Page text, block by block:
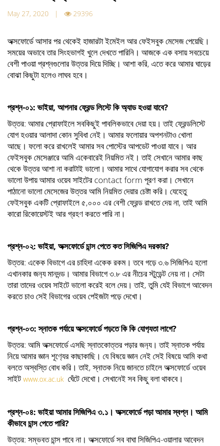
May 27, 2020 | 29396
অক্সফোর্ডে আসার পর থেকেই হাজারটা ইমেইল আর ফেইসবুক মেসেজ পেয়েছি।
সময়ের অভাবে তার সিংহভাগই খুলে দেখতে পারিনি। আজকে এক বসায় সবচেয়ে
বেশী পাওয়া প্রশ্নগুলোর উত্তর দিয়ে দিচ্ছি। আশা করি, এতে করে আমার ঘাড়ের
বোঝা কিছুটা হলেও লাঘব হবে।
প্রশ্ন-০১: ভাইয়া, আপনার ফ্রেন্ড লিস্টে কি অ‍্যাড হওয়া যাবে?
উত্তর: আমার প্রোফাইলে সবকিছুই পাবলিকভাবে দেয়া হয়। তাই ফ্রেন্ডলিস্টে
যোগ হওয়ার আলাদা কোন সুবিধা নেই। আমার ফলোয়ার অপশনটাও খোলা
আছে। ফলো করে রাখলেই আমার সব পোস্টের আপডেট পাওয়া যাবে। আর
ফেইসবুক মেসেঞ্জারে আমি একেবারেই নিয়মিত নই। তাই সেখানে আমার কাছ
থেকে উত্তর আশা না করাটাই ভালো। আমার সাথে যোগাযোগ করার সব থেকে
ভালো উপায় আমার ওয়েব সাইটের contact form পূরণ করা। সেখানে
পাঠানো ভালো মেসেজের উত্তর আমি নিয়মিত দেয়ার চেষ্টা করি। যেহেতু
ফেইসবুক একটি প্রোফাইলে ৫,০০০ এর বেশী ফ্রেন্ড রাখতে দেয় না, তাই আমি
কারো রিকোয়েস্টই আর গ্রহণ করতে পারি না।
প্রশ্ন-০২: ভাইয়া, অক্সফোর্ডে চান্স পেতে কত সিজিপিএ দরকার?
উত্তর: একেক বিভাগে এর চাহিদা একেক রকম। তবে গড়ে ৩.৬ সিজিপিএ হলো
এখানকার জন‍্য মানদন্ড। আমার বিভাগে ৩.৮ এর নীচের স্টুডেন্ট নেয় না। সেটা
তারা তাদের ওয়েব সাইটে ভালো করেই বলে দেয়। তাই, তুমি যেই বিভাগে আবেদন
করতে চাও সেই বিভাগের ওয়েব পেইজটা পড়ে দেখো।
প্রশ্ন-০৩: স্নাতক পর্যায়ে অক্সফোর্ডে পড়তে কি কি যোগ‍্যতা লাগে?
উত্তর: আমি অক্সফোর্ডে এসছি স্নাতকোত্তর পড়ার জন‍্য। তাই স্নাতক পর্যায়
নিয়ে আমার জ্ঞান শূণ‍্যের কাছাকাছি। যে বিষয়ে জ্ঞান নেই সেই বিষয়ে আমি কথা
বলতে অস্বস্তি বোধ করি। তাই, স্নাতক নিয়ে জানতে চাইলে অক্সফোর্ডে ওয়েব
সাইট www.ox.ac.uk ঘেঁটে দেখো। সেখানেই সব কিছু বলা থাকবে।
প্রশ্ন-০৪: ভাইয়া আমার সিজিপিএ ৩.১। অক্সফোর্ডে পড়া আমার স্বপ্ন। আমি
কীভাবে চান্স পেতে পারি?
উত্তর: সম্ভবত চান্স পাবে না। অক্সফোর্ডে সব বাঘা সিজিপিএ-ওয়ালার আবেদন